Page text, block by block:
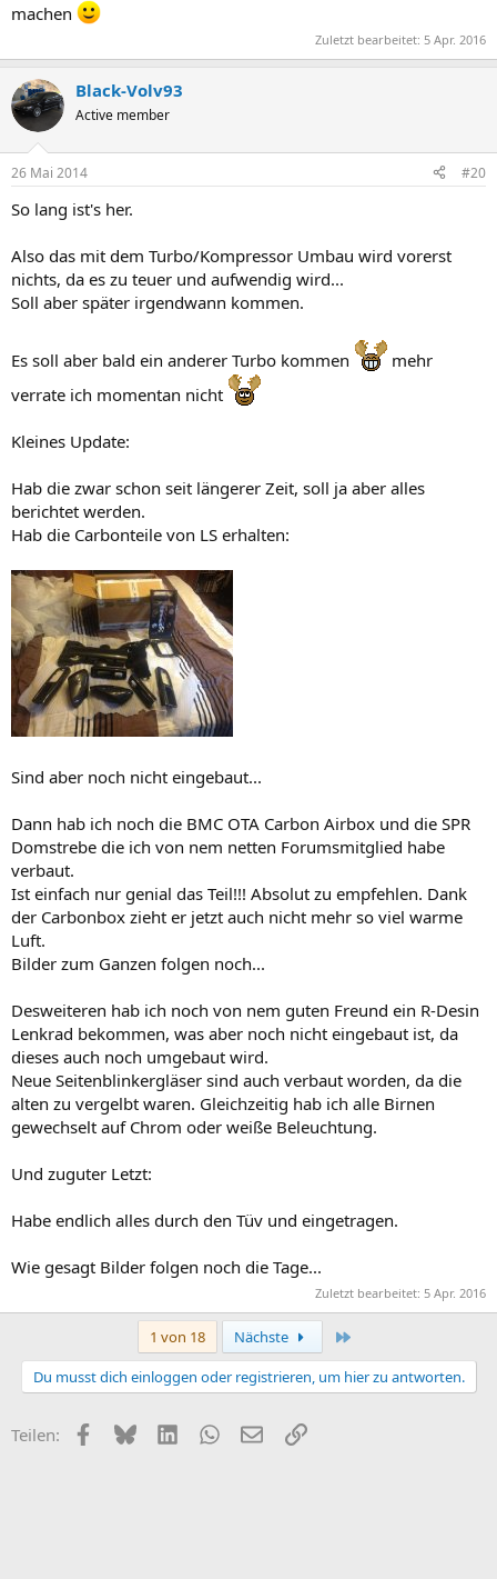
machen
Zuletzt bearbeitet: 5 Apr. 2016
Black-Volv93
Active member
26 Mai 2014 #20
So lang ist's her.
Also das mit dem Turbo/Kompressor Umbau wird vorerst
nichts, da es zu teuer und aufwendig wird...
Soll aber später irgendwann kommen.
Es soll aber bald ein anderer Turbo kommen
mehr
verrate ich momentan nicht
Kleines Update:
Hab die zwar schon seit längerer Zeit, soll ja aber alles
berichtet werden.
Hab die Carbonteile von LS erhalten:
Sind aber noch nicht eingebaut...
Dann hab ich noch die BMC OTA Carbon Airbox und die SPR
Domstrebe die ich von nem netten Forumsmitglied habe
verbaut.
Ist einfach nur genial das Teil!!! Absolut zu empfehlen. Dank
der Carbonbox zieht er jetzt auch nicht mehr so viel warme
Luft.
Bilder zum Ganzen folgen noch...
Desweiteren hab ich noch von nem guten Freund ein R-Desin
Lenkrad bekommen, was aber noch nicht eingebaut ist, da
dieses auch noch umgebaut wird.
Neue Seitenblinkergläser sind auch verbaut worden, da die
alten zu vergelbt waren. Gleichzeitig hab ich alle Birnen
gewechselt auf Chrom oder weiße Beleuchtung.
Und zuguter Letzt:
Habe endlich alles durch den Tüv und eingetragen.
Wie gesagt Bilder folgen noch die Tage...
Zuletzt bearbeitet: 5 Apr. 2016
1 von 18 Nächste
Du musst dich einloggen oder registrieren, um hier zu antworten.
Teilen: Facebook
BlueskyLinkedInWhatsApp
E-MailLink